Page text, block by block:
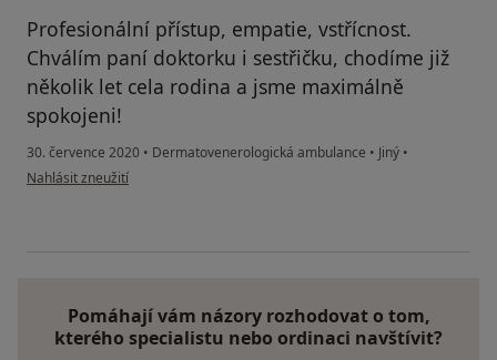
Profesionální přístup, empatie, vstřícnost.
Chválím paní doktorku i sestřičku, chodíme již
několik let cela rodina a jsme maximálně
spokojeni!
30. července 2020 • Dermatovenerologická ambulance • Jiný •
podle názoru uživatele B.Š
Nahlásit zneužití
Pomáhají vám názory rozhodovat o tom,
kterého specialistu nebo ordinaci navštívit?